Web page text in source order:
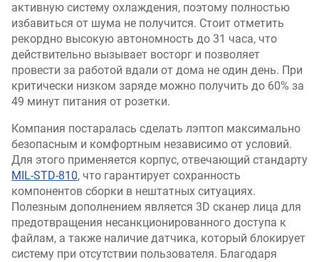
активную систему охлаждения, поэтому полностью
избавиться от шума не получится. Стоит отметить
рекордно высокую автономность до 31 часа, что
действительно вызывает восторг и позволяет
провести за работой вдали от дома не один день. При
критически низком заряде можно получить до 60% за
49 минут питания от розетки.
Компания постаралась сделать лэптоп максимально
безопасным и комфортным независимо от условий.
Для этого применяется корпус, отвечающий стандарту
MIL-STD-810, что гарантирует сохранность
компонентов сборки в нештатных ситуациях.
Полезным дополнением является 3D сканер лица для
предотвращения несанкционированного доступа к
файлам, а также наличие датчика, который блокирует
систему при отсутствии пользователя. Благодаря